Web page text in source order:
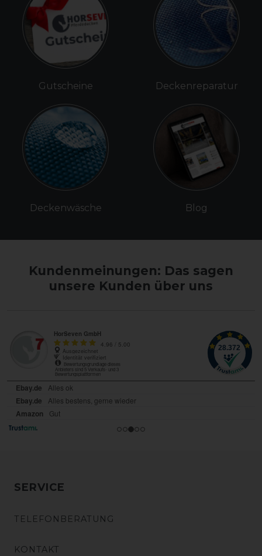
Gutscheine
Deckenwäsche
Deckenreparatur
Blog
Kundenmeinungen: Das sagen
unsere Kunden über uns
SERVICE
TELEFONBERATUNG
KONTAKT